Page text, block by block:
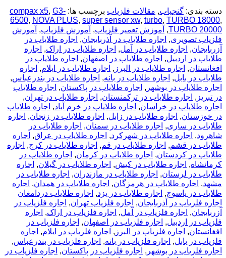
دسته بندی: گنجیاب, مقالات فلزیاب برچسب ها: compax x5, G3-
6500, NOVA PLUS, super sensor xw, turbo, TURBO 18000,
TURBO 20000
, آموزش تعمیر فلزیاب, آموزش فلزیاب, آموزش
فلزیاب تصویری, اجاره طلایاب در آذربایجان, اجاره طلایاب در
آزربایجان, اجاره طلایاب در آمل, اجاره طلایاب در اراک, اجاره
طلایاب در اردبیل, اجاره طلایاب در اصفهان, اجاره طلایاب در
افغانستان, اجاره طلایاب در البرز , اجاره طلایاب در ایلام, اجاره
طلایاب در بابل, اجاره طلایاب در بانه, اجاره طلایاب در بندرعباس,
اجاره طلایاب در بوشهر , اجاره طلایاب در پاکستان, اجاره طلایاب
در تبریز , اجاره طلایاب در ترکمنستان, اجاره طلایاب در تهران,
اجاره طلایاب در خراسان, اجاره طلایاب در خرم آباد, اجاره طلایاب
در خوزستان, اجاره طلایاب در زابل, اجاره طلایاب در زنجان, اجاره
طلایاب در ساری, اجاره طلایاب در سمنان, اجاره طلایاب در
شاهرود, اجاره طلایاب در شهرکرد, اجاره طلایاب در عراق, اجاره
طلایاب در قشم, اجاره طلایاب در قم, اجاره طلایاب در کرج, اجاره
طلایاب در کردستان, اجاره طلایاب در کرمان, اجاره طلایاب در
کرمانشاه, اجاره طلایاب در کیش, اجاره طلایاب در گیلان, اجاره
طلایاب در لرستان, اجاره طلایاب در مازندران, اجاره طلایاب در
مشهد, اجاره طلایاب در هرمزگان, اجاره طلایاب در همدان, اجاره
طلایاب در یاسوج, اجاره طلایاب در یزد, اجاره طلایاب دردامغان
اجاره فلزیاب در آذربایجان, اجاره فلزیاب تهران, اجاره فلزیاب در
آزربایجان, اجاره فلزیاب در آمل, اجاره فلزیاب در اراک, اجاره
فلزیاب در اردبیل, اجاره فلزیاب در اصفهان, اجاره فلزیاب در
افغانستان, اجاره فلزیاب در البرز , اجاره فلزیاب در ایلام, اجاره
فلزیاب در بابل, اجاره فلزیاب در بانه, اجاره فلزیاب در بندرعباس,
اجاره فلزیاب در بوشهر , اجاره فلزیاب در پاکستان, اجاره فلزیاب در